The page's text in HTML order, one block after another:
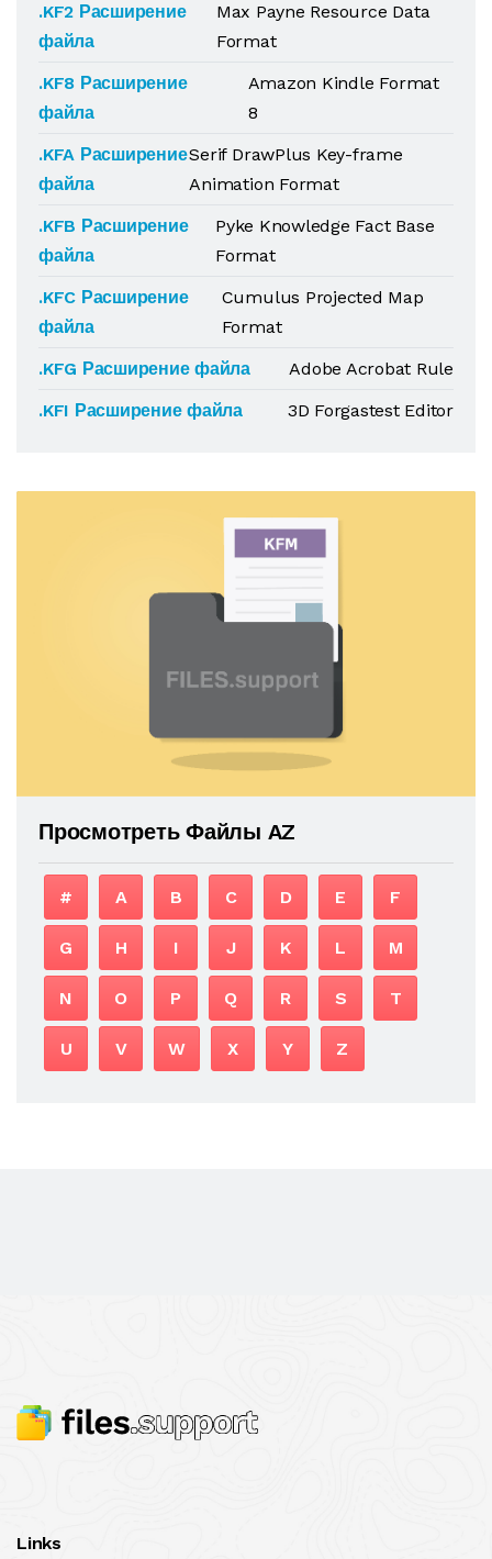
.KF2 Расширение
файла
Max Payne Resource Data
Format
.KF8 Расширение
файла
Amazon Kindle Format
8
.KFA Расширение
файла
Serif DrawPlus Key-frame
Animation Format
.KFB Расширение
файла
Pyke Knowledge Fact Base
Format
.KFC Расширение
файла
Cumulus Projected Map
Format
.KFG Расширение файла
Adobe Acrobat Rule
.KFI Расширение файла
3D Forgastest Editor
Просмотреть Файлы AZ
# A B C D E F
G H I J K L M
N O P Q R S T
U V W X Y Z
Links